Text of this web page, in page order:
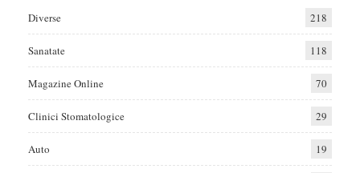
Diverse 218
Sanatate 118
Magazine Online 70
Clinici Stomatologice 29
Auto 19